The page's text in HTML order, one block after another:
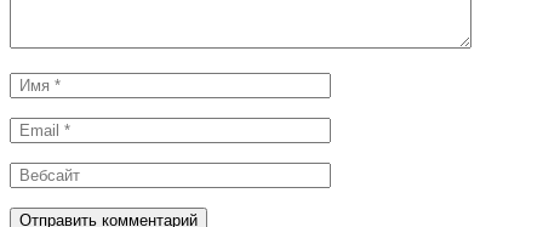
Имя
*
Email
*
Вебсайт